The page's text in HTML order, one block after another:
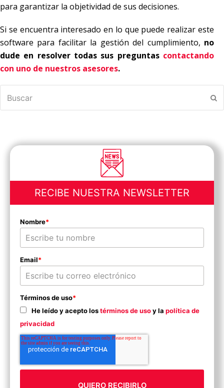
para garantizar la objetividad de sus decisiones.
Si se encuentra interesado en lo que puede realizar este
software para facilitar la gestión del cumplimiento, no
dude en resolver todas sus preguntas contactando
con uno de nuestros asesores.
RECIBE NUESTRA NEWSLETTER
Nombre*
Email*
Términos de uso*
He leído y acepto lostérminos de usoy la política de
privacidad